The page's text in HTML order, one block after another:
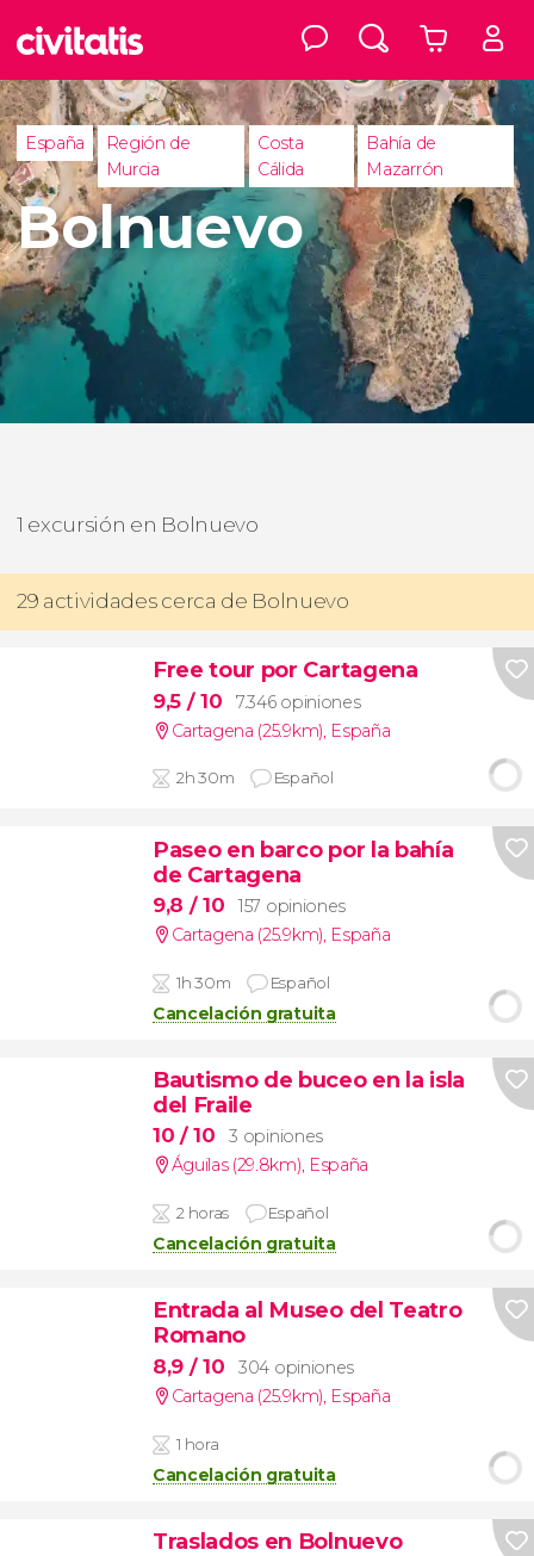
España
Región de
Murcia
Costa
Cálida
Bahía de
Mazarrón
Bolnuevo
1 excursión en Bolnuevo
29 actividades cerca de Bolnuevo
Free tour por Cartagena
9,5 / 10
7.346 opiniones
Cartagena (25.9km) España
2h 30m Español
Paseo en barco por la bahía
de Cartagena
9,8 / 10
157 opiniones
Cartagena (25.9km), España
1h 30m Español
Cancelación gratuita
Bautismo de buceo en la isla
del Fraile
10 / 10
3 opiniones
Águilas (29.8km), España
2 horas Español
Cancelación gratuita
Entrada al Museo del Teatro
Romano
8,9 / 10
304 opiniones
Cartagena (25.9km), España
1 hora
Cancelación gratuita
Traslados en Bolnuevo